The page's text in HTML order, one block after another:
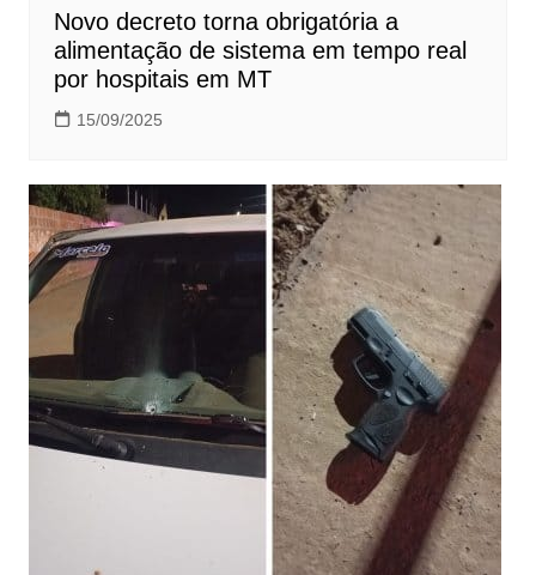
Novo decreto torna obrigatória a
alimentação de sistema em tempo real
por hospitais em MT
15/09/2025